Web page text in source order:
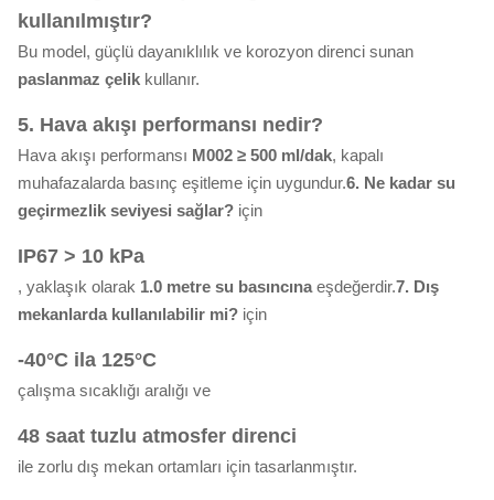
kullanılmıştır?
Bu model, güçlü dayanıklılık ve korozyon direnci sunan
paslanmaz çelik kullanır.
5. Hava akışı performansı nedir?
Hava akışı performansı M002 ≥ 500 ml/dak, kapalı
muhafazalarda basınç eşitleme için uygundur.6. Ne kadar su
geçirmezlik seviyesi sağlar? için
IP67 > 10 kPa
, yaklaşık olarak 1.0 metre su basıncına eşdeğerdir.7. Dış
mekanlarda kullanılabilir mi? için
-40°C ila 125°C
çalışma sıcaklığı aralığı ve
48 saat tuzlu atmosfer direnci
ile zorlu dış mekan ortamları için tasarlanmıştır.